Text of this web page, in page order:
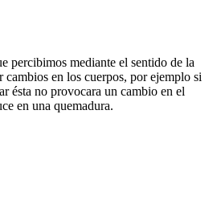
percibimos mediante el sentido de la
cambios en los cuerpos, por ejemplo si
ésta no provocara un cambio en el
en una quemadura.